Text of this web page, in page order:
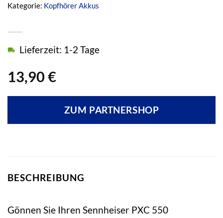
13,90 €
Lieferzeit: 1-2 Tage
ZUM PARTNERSHOP
Kategorie: Kopfhörer Akkus
BESCHREIBUNG
Gönnen Sie Ihren Sennheiser PXC 550